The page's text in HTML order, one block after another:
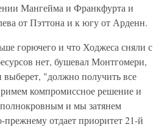
Мангейма и Франкфурта и
от Пэттона и к югу от Арденн.
горючего и что Ходжеса сняли с
нет, бушевал Монтгомери,
выберет, "должно получить все
компромиссное решение и
и мы затянем
отдает приоритет 21-й